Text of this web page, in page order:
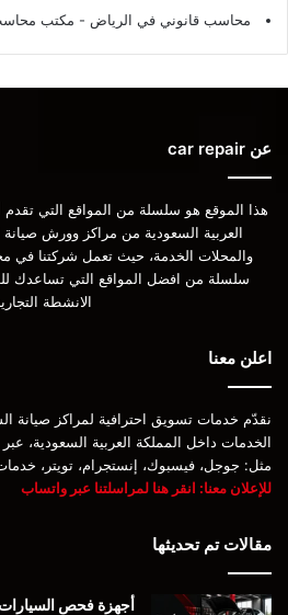
محاسب قانوني في الرياض - مكتب
عن car repair
هذا الموقع هو سلسلة من المواقع التي
العربية السعودية من مراكز وورش
والمحلات الخدمة، حيث تعمل شركتنا في
سلسلة من افضل المواقع التي تساعدك
الانشطة
اعلن معنا
نقدّم خدمات تسويق احترافية لمراكز صيانة
الخدمات داخل المملكة العربية السعودية، عبر
مثل: جوجل، فيسبوك، إنستجرام، تويتر،
للإعلان معنا: انقر هنا لمراسلتنا عبر واتساب
مقالات تم تحديثها
أجهزة فحص